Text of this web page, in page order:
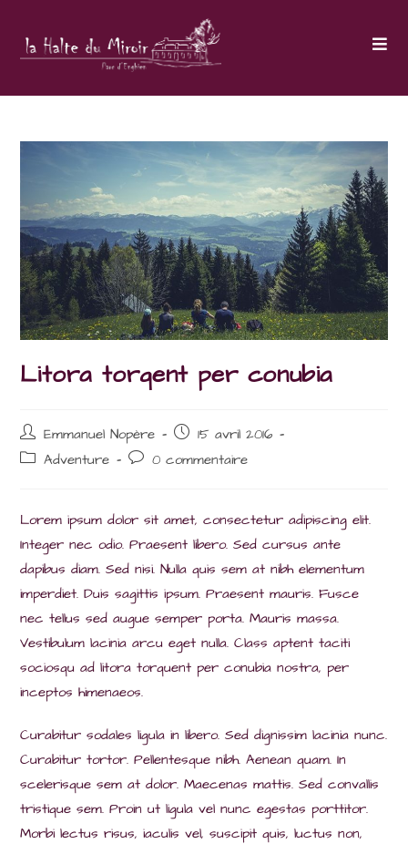
content
Litora torqent per conubia
Auteur/autrice
de
Emmanuel Nopère
Post
published:
15 avril 2016
PostAdventure
Post0 commentaire
Lorem ipsum dolor sit amet, consectetur adipiscing elit.
Integer nec odio. Praesent libero. Sed cursus ante
dapibus diam. Sed nisi. Nulla quis sem at nibh elementum
imperdiet. Duis sagittis ipsum. Praesent mauris. Fusce
nec tellus sed augue semper porta. Mauris massa.
Vestibulum lacinia arcu eget nulla. Class aptent taciti
sociosqu ad litora torquent per conubia nostra, per
inceptos himenaeos.
Curabitur sodales ligula in libero. Sed dignissim lacinia nunc.
Curabitur tortor. Pellentesque nibh. Aenean quam. In
scelerisque sem at dolor. Maecenas mattis. Sed convallis
tristique sem. Proin ut ligula vel nunc egestas porttitor.
Morbi lectus risus, iaculis vel, suscipit quis, luctus non,